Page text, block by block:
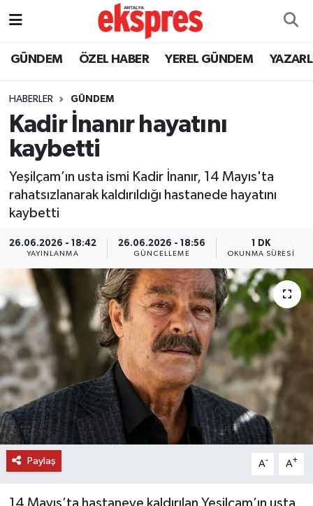
GÜNDEM ÖZEL HABER YEREL GÜNDEM
HABERLER GÜNDEM
Kadir İnanır hayatını
kaybetti
Yeşilçam’ın usta ismi Kadir İnanır, 14 Mayıs'ta
rahatsızlanarak kaldırıldığı hastanede hayatını
kaybetti
26.06.2026 - 18:42
YAYINLANMA
26.06.2026 - 18:56
GÜNCELLEME
1 DK
OKUNMA SÜRESI
Paylaş A- A+
14 Mayıs’ta hastaneye kaldırılan Yeşilçam’ın usta
ÖZEL HABER
YEREL GÜNDEM
EKONOMİ
KÜLTÜR - SANAT
SİYASET
SAĞLIK
DÜNYA
EĞİTİM
TURİZM
RÖPORTAJ
Nöbetçi Eczaneler
Trafik Durumu
Süper Lig Puan Durumu ve Fikstür
Tüm Manşetler
Haber Arşivi